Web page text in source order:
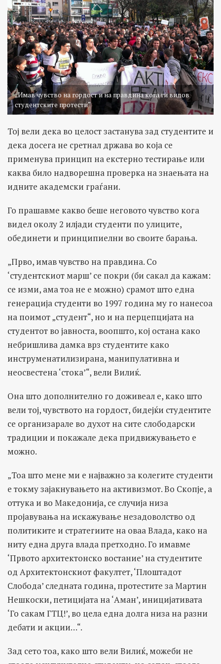
„Имав чувство на гордост и на правдина кога ги видов
студентските протести“
Тој вели дека во целост застанува зад студентите и
дека досега не сретнал држава во која се
применува принцип на екстерно тестирање или
каква било надворешна проверка на знаењата на
идните академски граѓани.
Го прашавме какво беше неговото чувство кога
видел околу 2 илјади студенти по улиците,
обединети и принципиелни во своите барања.
„Прво, имав чувство на правдина. Со
‘студентскиот марш’ се покри (би сакал да кажам:
се изми, ама тоа не е можно) срамот што една
генерација студенти во 1997 година му го нанесоа
на поимот „студент“, но и на перцепцијата на
студентот во јавноста, воопшто, кој остана како
небришлива дамка врз студентите како
инструменатилизирана, манипулативна и
неосвестена ‘стока’“, вели Вилиќ.
Она што дополнително го доживеал е, како што
вели тој, чувството на гордост, бидејќи студентите
се организарале во духот на сите слободарски
традиции и покажале дека придвижувањето е
можно.
„Тоа што мене ми е најважно за колегите студенти
е токму зајакнувањето на активизмот. Во Скопје, а
оттука и во Македонија, се случија низа
пројавувања на искажување незадоволство од
политиките и стратегиите на оваа Влада, како на
ниту една друга влада претходно. Го имавме
‘Првото архитектонско востание’ на студентите
од Архитектонскиот факултет, ‘Плоштадот
Слобода’ следната година, протестите за Мартин
Нешкоски, петицијата на ‘Аман’, иницијативата
‘Го сакам ГТЦ!’, во цела една долга низа на разни
дебати и акции…“.
Зад сето тоа, како што вели Вилиќ, можеби не